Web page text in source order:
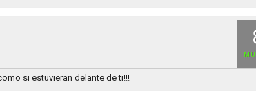
si estuvieran delante de ti!!!